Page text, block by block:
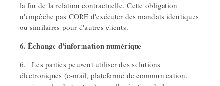
la fin de la relation contractuelle. Cette obligation
n'empêche pas CORE d'exécuter des mandats identiques
ou similaires pour d'autres clients.
6. Échange d'information numérique
6.1 Les parties peuvent utiliser des solutions
électroniques (e-mail, plateforme de communication,